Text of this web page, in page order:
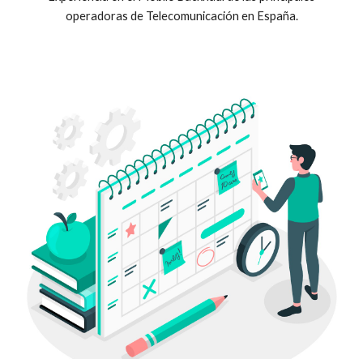
operadoras de Telecomunicación en España.